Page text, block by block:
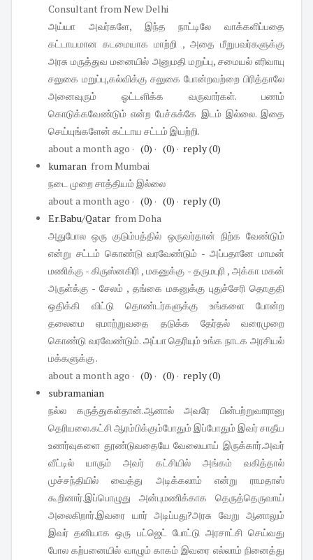
Consultant from New Delhi
அய்யா அவர்களே, இந்த நாட்டிலே வாக்களிப்பதை
கட்டாயமான கடமையாக மாற்றி , அதை மீறுபவர்களுக்கு
அரசு மருத்துவ மனையில் அனுமதி மறுப்பு, சமையல் எரிவாயு
சலுகை மறுப்பு,கல்விக்கு சலுகை போன்றவற்றை பிரித்தாலே
அனைவுரும் ஓட்டளிக்க வருவார்கள். பணம்
கொடுக்கவேண்டும் என்ற பேச்சுக்கே இடம் இல்லை. இதை
செய்யுங்களேன் கட்டாய சட்டம் இயற்றி.
about a month ago · (0) · (0) · reply(0)
kumaran from Mumbai
நடை முறை சாத்தியம் இல்லை
about a month ago · (0) · (0) · reply(0)
Er.Babu/Qatar from Doha
அதுபோல ஒரு குடும்பத்தில் ஒருவர்தான் நிற்க வேண்டும்
என்று சட்டம் கொண்டு வரவேண்டும் - அப்பதானே மாமன்
மணிக்கு - கிருஸ்னகிரி , மகனுக்கு - தருமபுரி , அக்கா மகன்
அருள்க்கு - சேலம் , தங்கை மகனுக்கு புதுச்சேரி தொகுதி
ஒதிக்கி விட்டு தொண்டர்களுக்கு உங்களை போன்ற
தலைமை ஏமாற்றுவதை தடுக்க தேர்தல் வரைமுறை
கொண்டு வரவேண்டும். அப்பா தெரியும் உங்க நாடக அரசியல்
மக்களுக்கு .
about a month ago · (0) · (0) · reply(0)
subramanian
நல்ல கருத்துகள்தான்.ஆனால் அவரே பின்பற்றுவாரானு
தெரியலை.கட்சி ஆரம்பிக்கும்போதும் இப்போதும் இவர் சாதீய
உணர்வுகளை தூண்டுவதையே வேலையாய் இருக்கார்.அவர்
வீட்டில் யாரும் அவர் கட்சியில் அங்கம் வகித்தால்
முச்சந்தியில் வைத்து அடிக்கலாம் என்று ராமதாஸ்
கூறினார்.இப்பொழுது அன்புமணிக்காக தெருத்தெருவாய்
அலைகிறார்.இவரை யார் அடிப்பது?அரசு வேறு ஆனாலும்
இவர் தனியாக ஒரு பட்ஜெட் போட்டு அரசாட்சி செய்வது
போல கற்பனையில் வாழும் காகம் இவரை எல்லாம் நினைத்து